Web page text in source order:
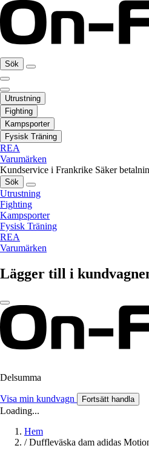
Sök
Utrustning
Fighting
Kampsporter
Fysisk Träning
REA
Varumärken
Kundservice i Frankrike Säker
Sök
Utrustning
Fighting
Kampsporter
Fysisk Träning
REA
Varumärken
Lägger till i
Delsumma
Visa min kundvagn Fortsätt handla
Loading...
Hem
/ Duffleväska dam adidas